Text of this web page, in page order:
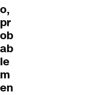
o,
pr
ob
ab
le
m
en